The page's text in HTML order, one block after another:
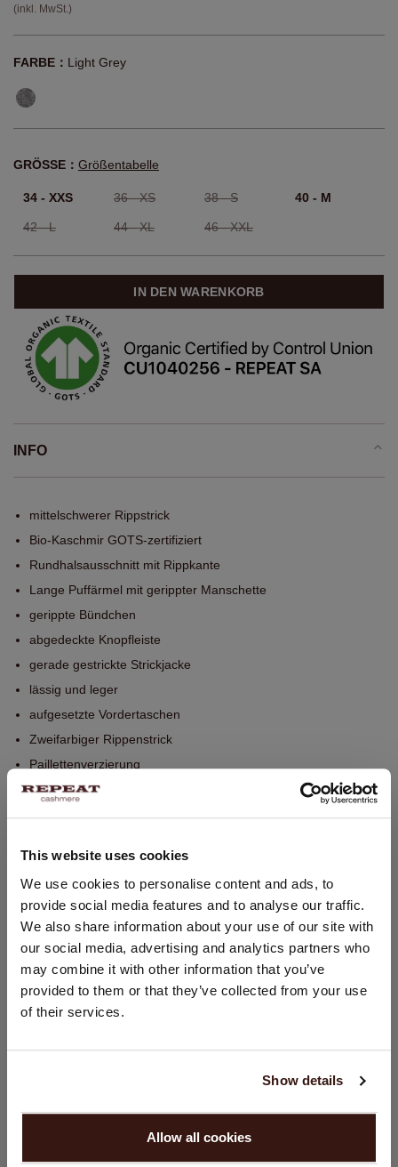
This website uses cookies
We use cookies to personalise content and ads, to
provide social media features and to analyse our traffic.
We also share information about your use of our site with
our social media, advertising and analytics partners who
may combine it with other information that you’ve
provided to them or that they’ve collected from your use
of their services.
Show details
Allow all cookies
(inkl. MwSt.)
FARBE： Light Grey
GRÖSSE： Größentabelle
34 - XXS 36 - XS 38 - S 40 - M
42 - L 44 - XL 46 - XXL
IN DEN WARENKORB
INFO
mittelschwerer Rippstrick
Bio-Kaschmir GOTS-zertifiziert
Rundhalsausschnitt mit Rippkante
Lange Puffärmel mit gerippter Manschette
gerippte Bündchen
abgedeckte Knopfleiste
gerade gestrickte Strickjacke
lässig und leger
aufgesetzte Vordertaschen
Zweifarbiger Rippenstrick
Paillettenverzierung
Pointelle- und Ripp-Details an Ärmeln und Saum
Handwäsche, chemische Reinigung möglich
GRÖSSE & SCHNITT
PFLEGEHINWEISE
VERSAND & RÜCKGABE
STANDORT ÄNDERN
Sie besuchen Repeat cashmere von Schweiz (CHF) aus.
Möchten Sie Ihre Standort aktualisieren?
Vereinigte Staaten ($)
WEITER